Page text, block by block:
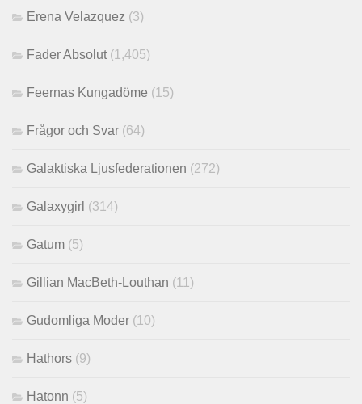
Erena Velazquez (3)
Fader Absolut (1,405)
Feernas Kungadöme (15)
Frågor och Svar (64)
Galaktiska Ljusfederationen (272)
Galaxygirl (314)
Gatum (5)
Gillian MacBeth-Louthan (11)
Gudomliga Moder (10)
Hathors (9)
Hatonn (5)